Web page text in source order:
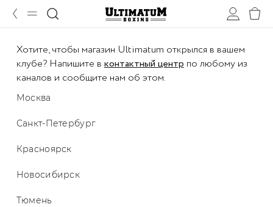
Хотите, чтобы магазин Ultimatum открылся в вашем
клубе? Напишите вконтактный центрпо любому из
каналов и сообщите нам об этом.
Москва
Санкт-Петербург
Красноярск
Новосибирск
Тюмень